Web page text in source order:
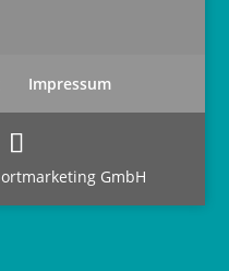
Impressum
GmbH